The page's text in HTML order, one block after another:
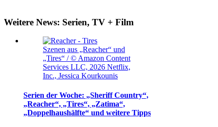
Weitere News: Serien, TV + Film
Szenen aus „Reacher“ und
„Tires“ / © Amazon Content
Services LLC, 2026 Netflix,
Inc., Jessica Kourkounis
Serien der Woche: „Sheriff Country“,
„Reacher“, „Tires“, „Zatima“,
„Doppelhaushälfte“ und weitere Tipps